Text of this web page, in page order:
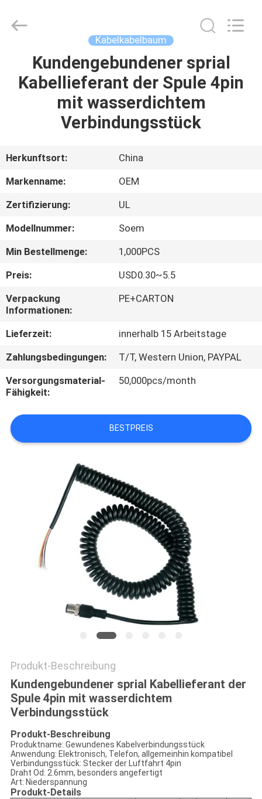
HAUS
PRODUKTE
UNS
AUSFLUG
QUALITÄTSKONTROLLE
TRETEN
SIE
MIT
UNS
VERBINDUNG
NACHRICHTEN
2021
Reserved.
Developed
Kabelkabelbaum
Kundengebundener sprial
Kabellieferant der Spule 4pin
mit wasserdichtem
Verbindungsstück
Herkunftsort:
China
Markenname:
OEM
Zertifizierung:
UL
Modellnummer:
Soem
Min Bestellmenge:
1,000PCS
Preis:
USD0.30~5.5
Verpackung
Informationen:
PE+CARTON
Lieferzeit:
innerhalb 15 Arbeitstage
Zahlungsbedingungen:
T/T, Western Union, PAYPAL
Versorgungsmaterial-
Fähigkeit:
50,000pcs/month
BESTPREIS
Produkt-Beschreibung
Kundengebundener sprial Kabellieferant der
Spule 4pin mit wasserdichtem
Verbindungsstück
Produkt-Beschreibung
Produktname: Gewundenes Kabelverbindungsstück
Anwendung: Elektronisch, Telefon, allgemeinhin kompatibel
Verbindungsstück: Stecker der Luftfahrt 4pin
Draht Od: 2.6mm, besonders angefertigt
Art: Niederspannung
Produkt-Details